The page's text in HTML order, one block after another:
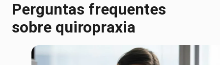
Perguntas frequentes
sobre quiropraxia